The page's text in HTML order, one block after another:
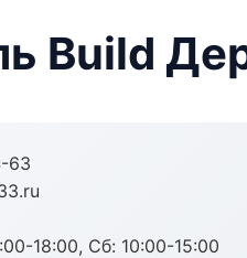
Build
63
18:00, Сб: 10:00-15:00